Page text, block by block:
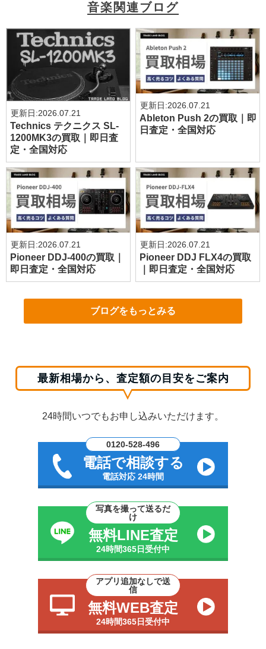
音楽関連ブログ
更新日:2026.07.21
Technics テクニクス SL-
1200MK3の買取｜即日査
定・全国対応
更新日:2026.07.21
Ableton Push 2の買取｜即
日査定・全国対応
更新日:2026.07.21
Pioneer DDJ-400の買取｜
即日査定・全国対応
更新日:2026.07.21
Pioneer DDJ FLX4の買取
｜即日査定・全国対応
ブログをもっとみる
最新相場から、査定額の目安をご案内
24時間いつでもお申し込みいただけます。
0120-528-496
電話で相談する
電話対応 24時間
写真を撮って送るだ
け
無料LINE査定
24時間365日受付中
アプリ追加なしで送
信
無料WEB査定
24時間365日受付中